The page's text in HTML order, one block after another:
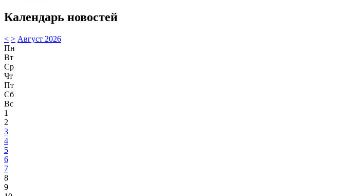
Календарь новостей
< > Август 2026
Пн
Вт
Ср
Чт
Пт
Сб
Вс
1
2
3
4
5
6
7
8
9